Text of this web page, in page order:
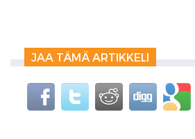
JAA TÄMÄ ARTIKKELI